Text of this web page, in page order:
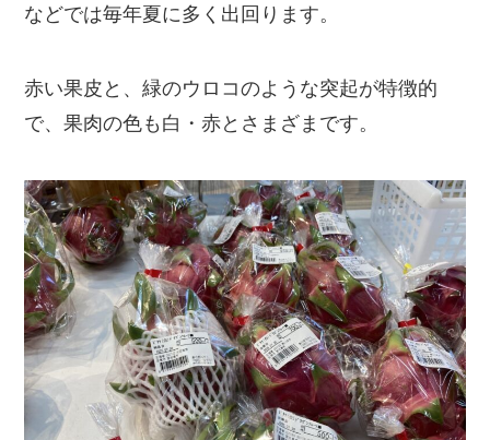
などでは毎年夏に多く出回ります。
赤い果皮と、緑のウロコのような突起が特徴的
で、果肉の色も白・赤とさまざまです。